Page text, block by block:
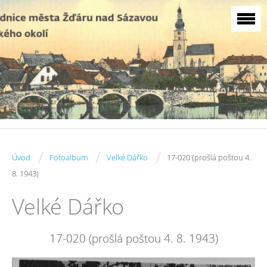
Úvod / Fotoalbum / Velké Dářko /
17-020 (prošlá poštou 4.
8. 1943)
Velké Dářko
17-020 (prošlá poštou 4. 8. 1943)